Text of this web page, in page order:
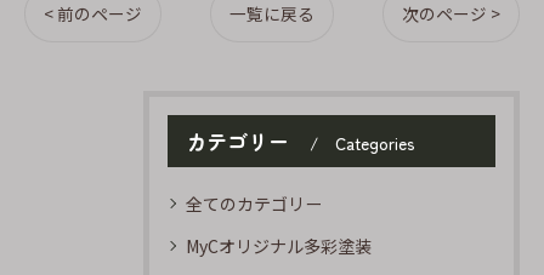
< 前のページ 一覧に戻る 次のページ >
カテゴリー Categories
全てのカテゴリー
MyCオリジナル多彩塗装